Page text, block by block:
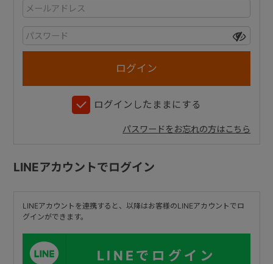
ログインしたままにする
パスワードをお忘れの方はこちら
LINEアカウントでログイン
LINEアカウントを連携すると、以降はお客様のLINEアカウントでロ
グインができます。
LINEでログイン